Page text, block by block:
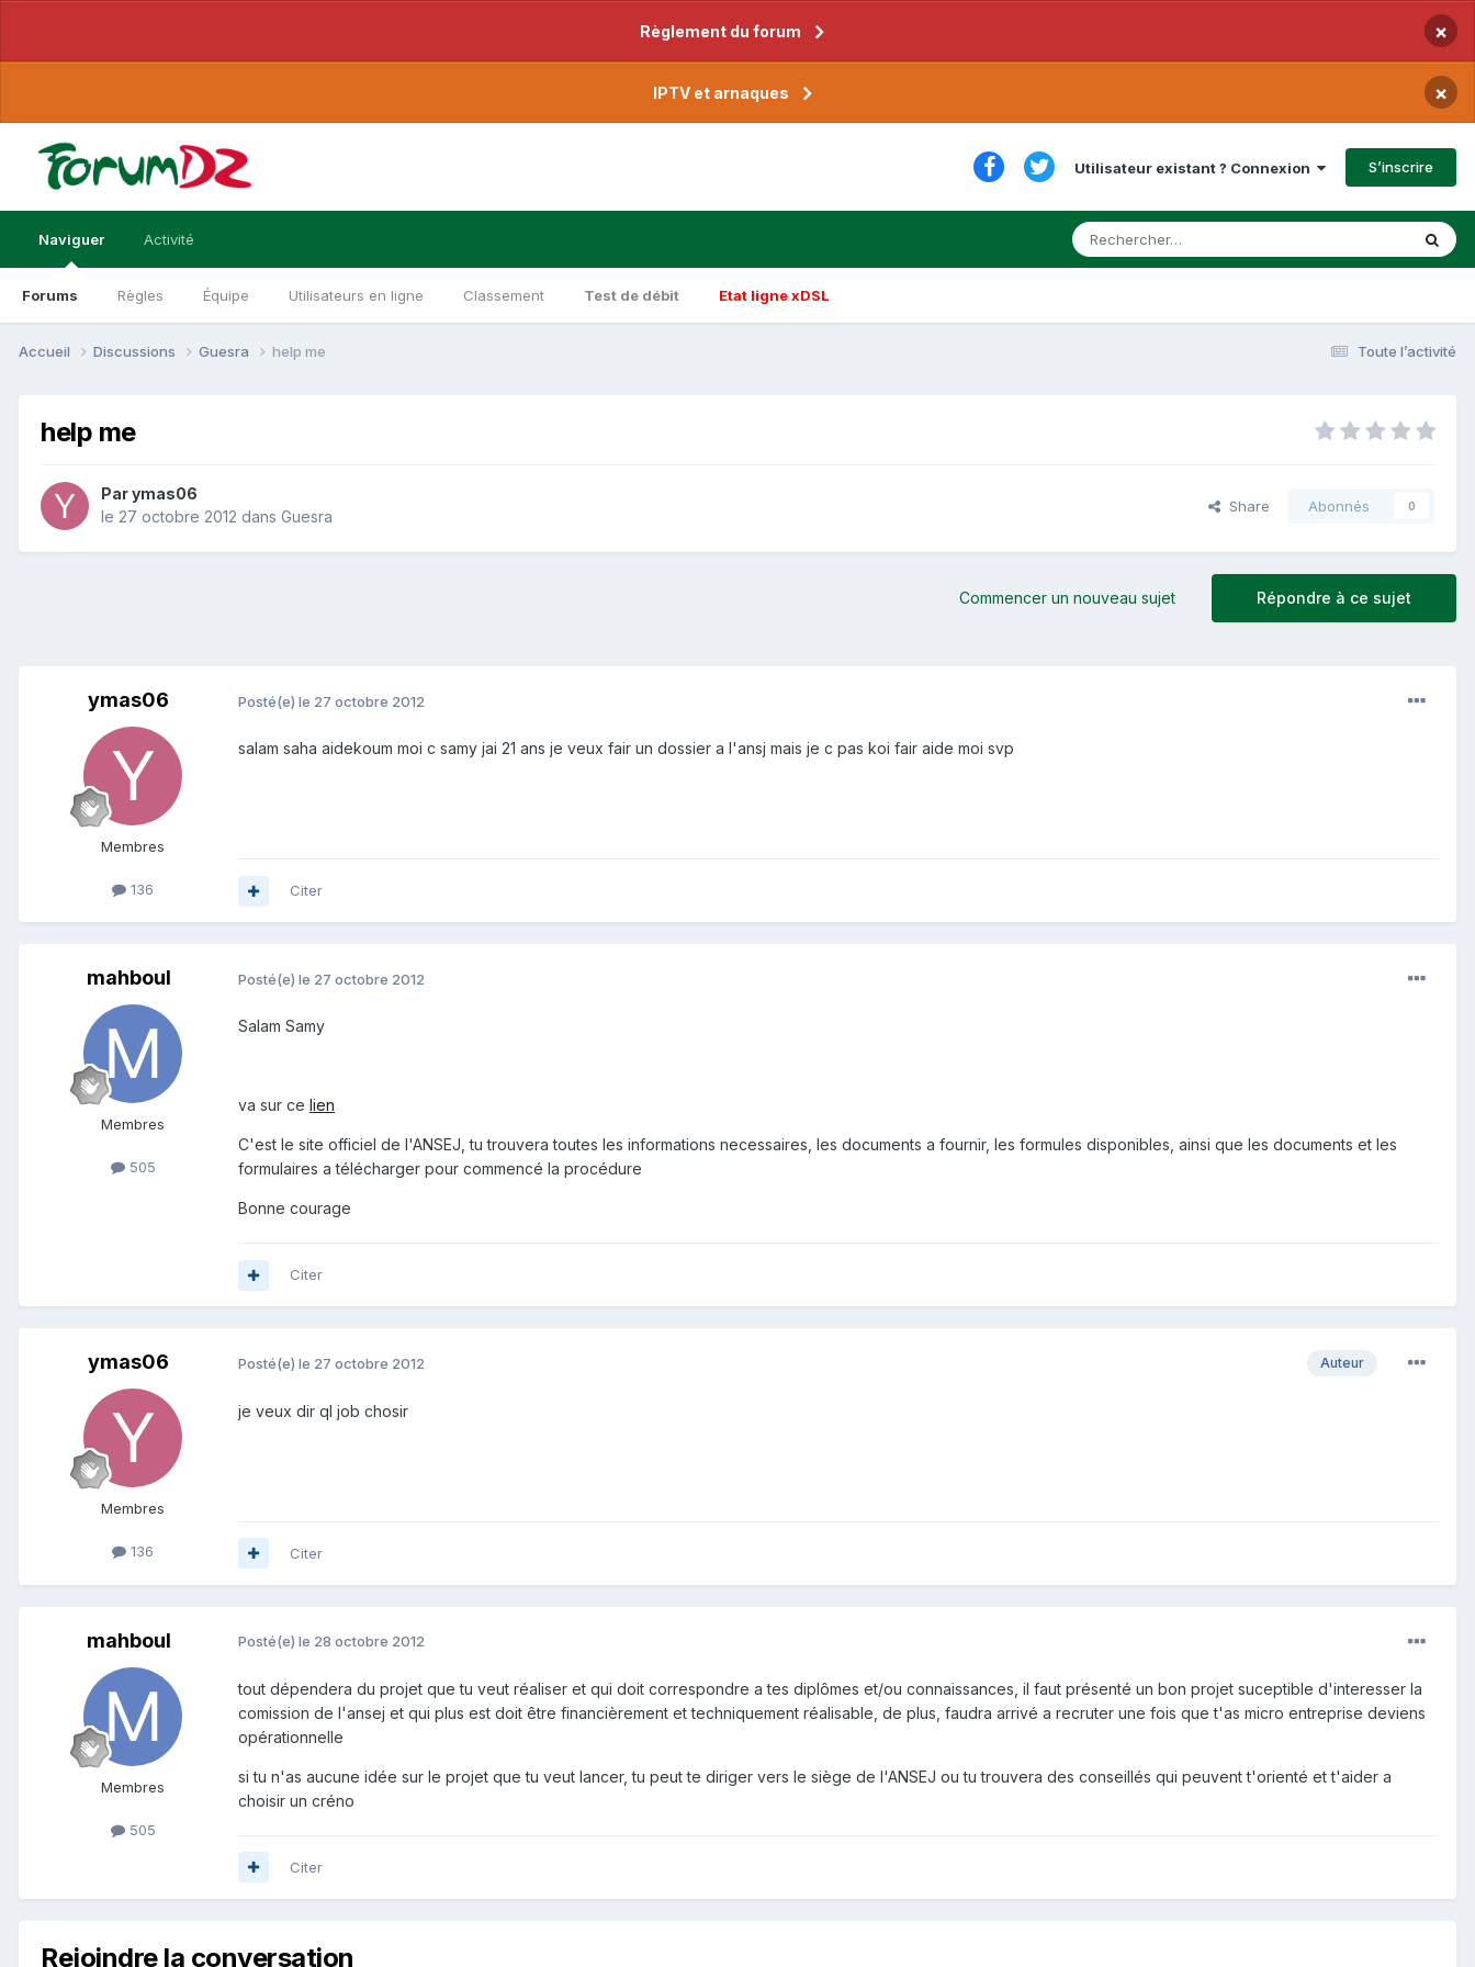
Règlement du forum ×
IPTV et arnaques ×
Utilisateur existant ? Connexion S’inscrire
Naviguer
Forums Règles Équipe Utilisateurs en ligne Classement Test de débit Etat ligne xDSL
Activité
Toute l’activité
Accueil Discussions Guesra help me
help me
Parymas06
le 27 octobre 2012 dans Guesra
Share Abonnés 0
Répondre à ce sujet
Commencer un nouveau sujet
ymas06
Membres
136
Posté(e) le 27 octobre 2012
salam saha aidekoum moi c samy jai 21 ans je veux fair un dossier a l'ansj mais je c pas koi fair aide moi svp
Citer
mahboul
Membres
505
Posté(e) le 27 octobre 2012
Salam Samy
va sur ce lien
C'est le site officiel de l'ANSEJ, tu trouvera toutes les informations necessaires, les documents a fournir, les formules disponibles, ainsi que les documents et les
formulaires a télécharger pour commencé la procédure
Bonne courage
Citer
ymas06
Membres
136
Auteur
Posté(e) le 27 octobre 2012
je veux dir ql job chosir
Citer
mahboul
Membres
505
Posté(e) le 28 octobre 2012
tout dépendera du projet que tu veut réaliser et qui doit correspondre a tes diplômes et/ou connaissances, il faut présenté un bon projet suceptible d'interesser la
comission de l'ansej et qui plus est doit être financièrement et techniquement réalisable, de plus, faudra arrivé a recruter une fois que t'as micro entreprise deviens
opérationnelle
si tu n'as aucune idée sur le projet que tu veut lancer, tu peut te diriger vers le siège de l'ANSEJ ou tu trouvera des conseillés qui peuvent t'orienté et t'aider a
choisir un créno
Citer
Rejoindre la conversation